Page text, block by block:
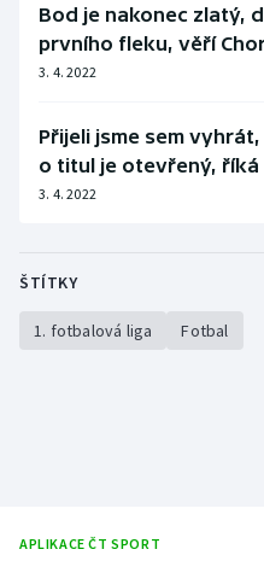
Bod je nakonec zlatý,
prvního fleku, věří
3. 4. 2022
Přijeli jsme sem
o titul je otevřený, říká
3. 4. 2022
ŠTÍTKY
1. fotbalová liga Fotbal
APLIKACE ČT SPORT